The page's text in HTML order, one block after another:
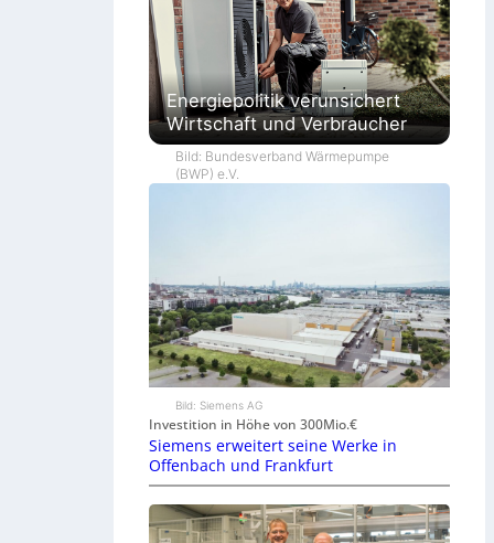
Energiepolitik verunsichert
Wirtschaft und Verbraucher
Bild: Bundesverband Wärmepumpe
(BWP) e.V.
Bild: Siemens AG
Investition in Höhe von 300Mio.€
Siemens erweitert seine Werke in
Offenbach und Frankfurt